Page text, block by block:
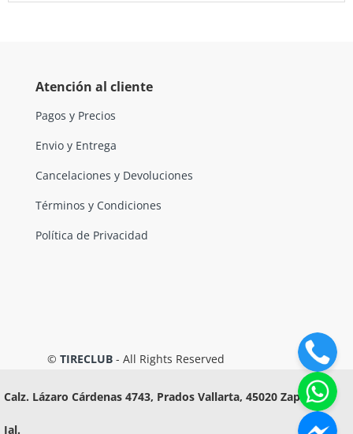
Atención al cliente
Pagos y Precios
Envio y Entrega
Cancelaciones y Devoluciones
Términos y Condiciones
Política de Privacidad
© TIRECLUB - All Rights Reserved
Calz. Lázaro Cárdenas 4743, Prados Vallarta, 45020 Zapopan,
Jal.